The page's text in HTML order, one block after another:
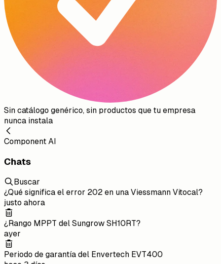
Sin catálogo genérico, sin productos que tu empresa
nunca instala
Component AI
Chats
Buscar
¿Qué significa el error 202 en una Viessmann Vitocal?
justo ahora
¿Rango MPPT del Sungrow SH10RT?
ayer
Periodo de garantía del Envertech EVT400